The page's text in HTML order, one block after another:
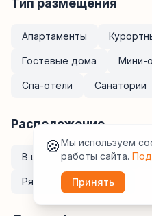
Тип размещения
Апартаменты
Гостевые дома Мини-
Спа-отели Санатории
Расположение
В центре У метро
Рядом с аэропортом
🍪Мы используем
работы сайта.
Принять